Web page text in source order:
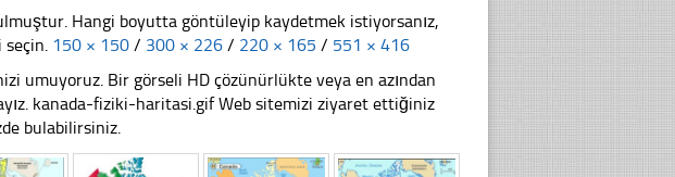
Hangi boyutta göntüleyip kaydetmek istiyorsanız,
seçin. 150 × 150 / 300 × 226 / 220 × 165 / 551 × 416
umuyoruz. Bir görseli HD çözünürlükte veya en azından
kanada-fiziki-haritasi.gif Web sitemizi ziyaret ettiğiniz
bulabilirsiniz.